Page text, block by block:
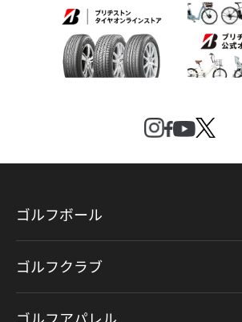
ゴルフボール
ゴルフクラブ